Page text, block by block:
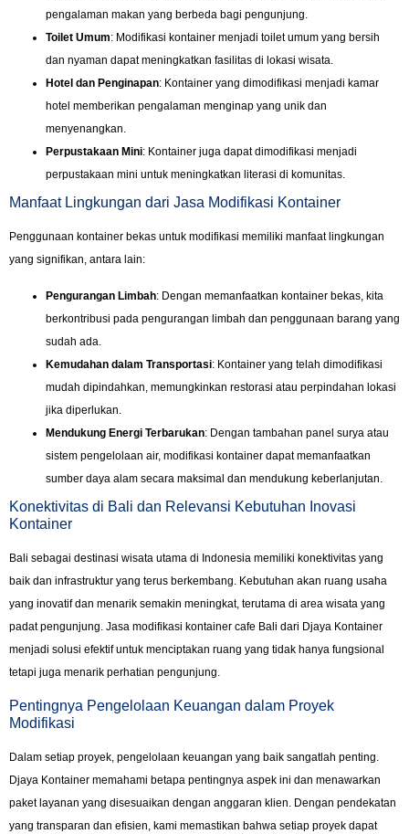
pengalaman makan yang berbeda bagi pengunjung.
Toilet Umum: Modifikasi kontainer menjadi toilet umum yang bersih
dan nyaman dapat meningkatkan fasilitas di lokasi wisata.
Hotel dan Penginapan: Kontainer yang dimodifikasi menjadi kamar
hotel memberikan pengalaman menginap yang unik dan
menyenangkan.
Perpustakaan Mini: Kontainer juga dapat dimodifikasi menjadi
perpustakaan mini untuk meningkatkan literasi di komunitas.
Manfaat Lingkungan dari Jasa Modifikasi Kontainer
Penggunaan kontainer bekas untuk modifikasi memiliki manfaat lingkungan
yang signifikan, antara lain:
Pengurangan Limbah: Dengan memanfaatkan kontainer bekas, kita
berkontribusi pada pengurangan limbah dan penggunaan barang yang
sudah ada.
Kemudahan dalam Transportasi: Kontainer yang telah dimodifikasi
mudah dipindahkan, memungkinkan restorasi atau perpindahan lokasi
jika diperlukan.
Mendukung Energi Terbarukan: Dengan tambahan panel surya atau
sistem pengelolaan air, modifikasi kontainer dapat memanfaatkan
sumber daya alam secara maksimal dan mendukung keberlanjutan.
Konektivitas di Bali dan Relevansi Kebutuhan Inovasi
Kontainer
Bali sebagai destinasi wisata utama di Indonesia memiliki konektivitas yang
baik dan infrastruktur yang terus berkembang. Kebutuhan akan ruang usaha
yang inovatif dan menarik semakin meningkat, terutama di area wisata yang
padat pengunjung. Jasa modifikasi kontainer cafe Bali dari Djaya Kontainer
menjadi solusi efektif untuk menciptakan ruang yang tidak hanya fungsional
tetapi juga menarik perhatian pengunjung.
Pentingnya Pengelolaan Keuangan dalam Proyek
Modifikasi
Dalam setiap proyek, pengelolaan keuangan yang baik sangatlah penting.
Djaya Kontainer memahami betapa pentingnya aspek ini dan menawarkan
paket layanan yang disesuaikan dengan anggaran klien. Dengan pendekatan
yang transparan dan efisien, kami memastikan bahwa setiap proyek dapat